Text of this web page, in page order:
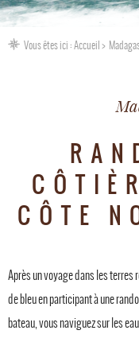
Vous êtes ici :Accueil
CÔTE
Après un voyage dans les
de bleu en participant à une
bateau, vous naviguez sur les